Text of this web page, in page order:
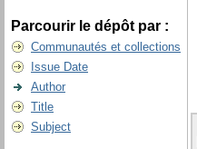
Parcourir le dépôt par :
Communautés et collections
Issue Date
Author
Title
Subject